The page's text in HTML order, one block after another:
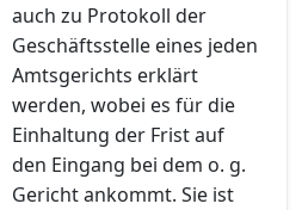
auch zu Protokoll der
Geschäftsstelle eines jeden
Amtsgerichts erklärt
werden, wobei es für die
Einhaltung der Frist auf
den Eingang bei dem o. g.
Gericht ankommt. Sie ist